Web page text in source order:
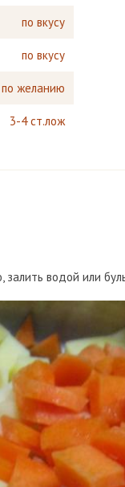
по вкусу
по вкусу
по желанию
3-4 ст.лож
водой или